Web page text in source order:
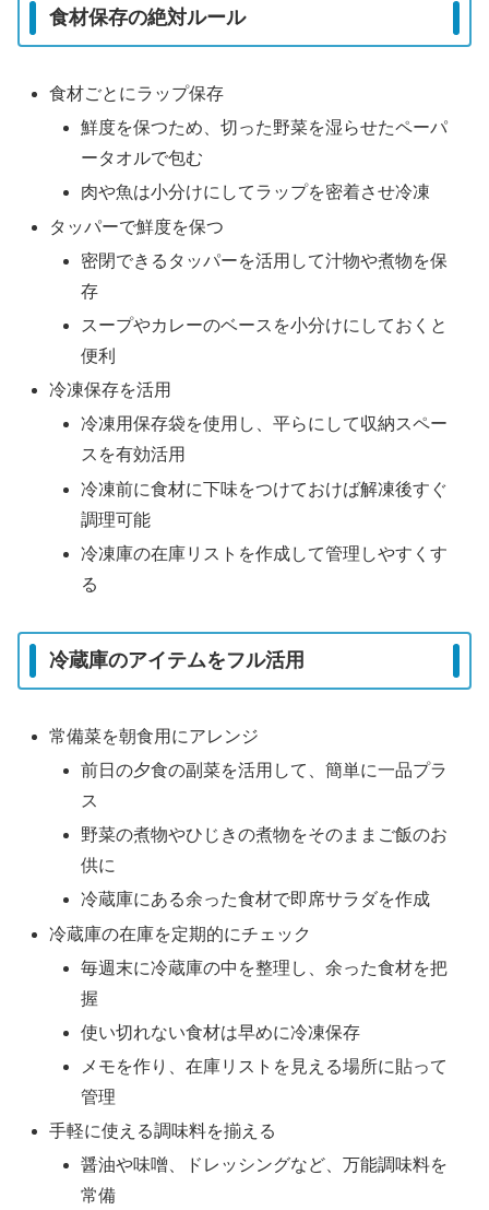
食材保存の絶対ルール
食材ごとにラップ保存
鮮度を保つため、切った野菜を湿らせたペーパ
ータオルで包む
肉や魚は小分けにしてラップを密着させ冷凍
タッパーで鮮度を保つ
密閉できるタッパーを活用して汁物や煮物を保
存
スープやカレーのベースを小分けにしておくと
便利
冷凍保存を活用
冷凍用保存袋を使用し、平らにして収納スペー
スを有効活用
冷凍前に食材に下味をつけておけば解凍後すぐ
調理可能
冷凍庫の在庫リストを作成して管理しやすくす
る
冷蔵庫のアイテムをフル活用
常備菜を朝食用にアレンジ
前日の夕食の副菜を活用して、簡単に一品プラ
ス
野菜の煮物やひじきの煮物をそのままご飯のお
供に
冷蔵庫にある余った食材で即席サラダを作成
冷蔵庫の在庫を定期的にチェック
毎週末に冷蔵庫の中を整理し、余った食材を把
握
使い切れない食材は早めに冷凍保存
メモを作り、在庫リストを見える場所に貼って
管理
手軽に使える調味料を揃える
醤油や味噌、ドレッシングなど、万能調味料を
常備